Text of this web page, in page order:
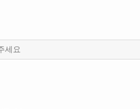
를 제공하기 위해 쿠키(cookie)를 사용합니다.
및 보안 접속
저장 거부 가능